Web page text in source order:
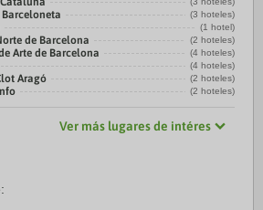
(3 hoteles)
(1 hotel)
de Barcelona (2 hoteles)
Arte de Barcelona (4 hoteles)
(4 hoteles)
Aragó (2 hoteles)
(2 hoteles)
Ver más lugares de intéres